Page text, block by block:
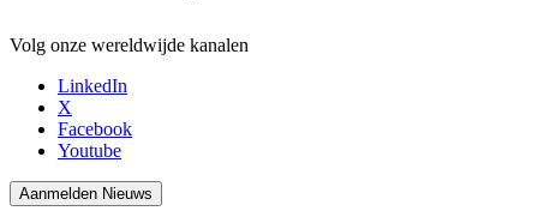
Volg onze wereldwijde kanalen
LinkedIn
X
Facebook
Youtube
Aanmelden Nieuws